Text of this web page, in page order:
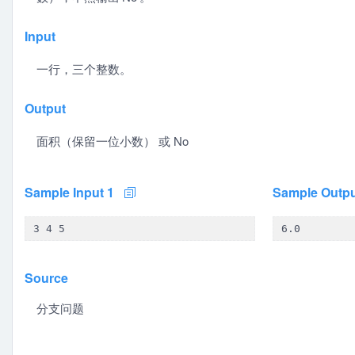
Input
一行，三个整数。
Output
面积（保留一位小数） 或 No
Sample Input 1
3 4 5
Sample
6.0
Source
分支问题